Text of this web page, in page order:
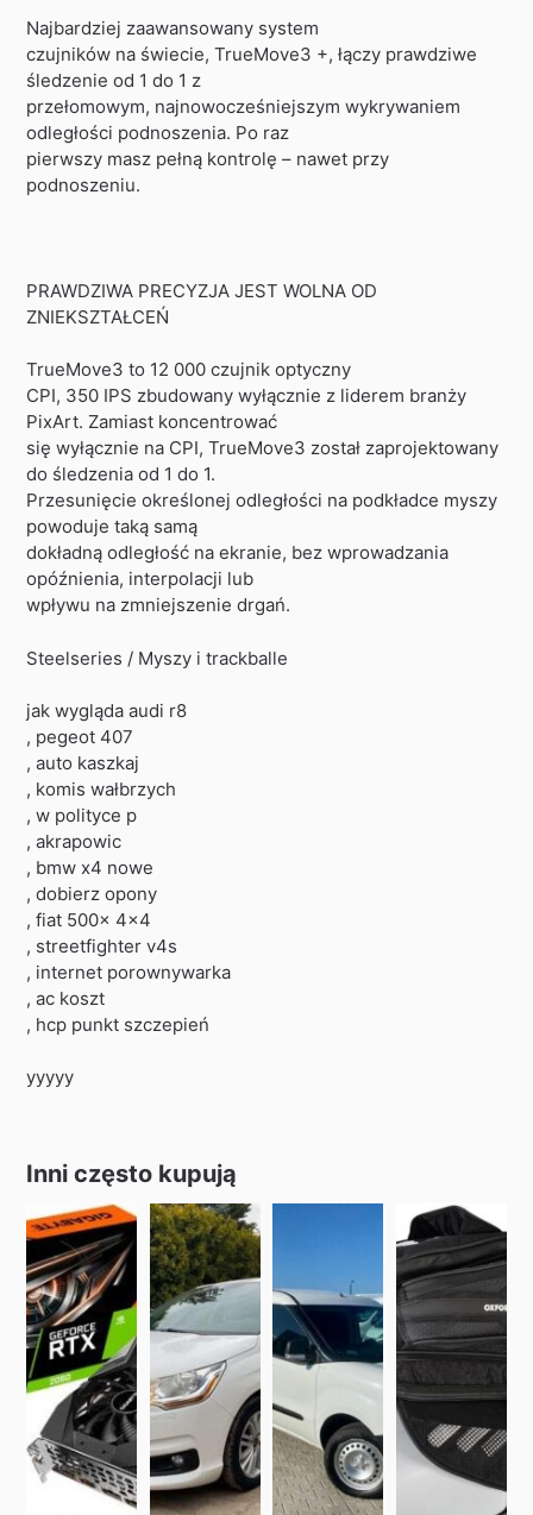
Najbardziej zaawansowany system
czujników na świecie, TrueMove3 +, łączy prawdziwe
śledzenie od 1 do 1 z
przełomowym, najnowocześniejszym wykrywaniem
odległości podnoszenia. Po raz
pierwszy masz pełną kontrolę – nawet przy
podnoszeniu.
PRAWDZIWA PRECYZJA JEST WOLNA OD
ZNIEKSZTAŁCEŃ
TrueMove3 to 12 000 czujnik optyczny
CPI, 350 IPS zbudowany wyłącznie z liderem branży
PixArt. Zamiast koncentrować
się wyłącznie na CPI, TrueMove3 został zaprojektowany
do śledzenia od 1 do 1.
Przesunięcie określonej odległości na podkładce myszy
powoduje taką samą
dokładną odległość na ekranie, bez wprowadzania
opóźnienia, interpolacji lub
wpływu na zmniejszenie drgań.
Steelseries / Myszy i trackballe
jak wygląda audi r8
, pegeot 407
, auto kaszkaj
, komis wałbrzych
, w polityce p
, akrapowic
, bmw x4 nowe
, dobierz opony
, fiat 500x 4×4
, streetfighter v4s
, internet porownywarka
, ac koszt
, hcp punkt szczepień
yyyyy
Inni często kupują